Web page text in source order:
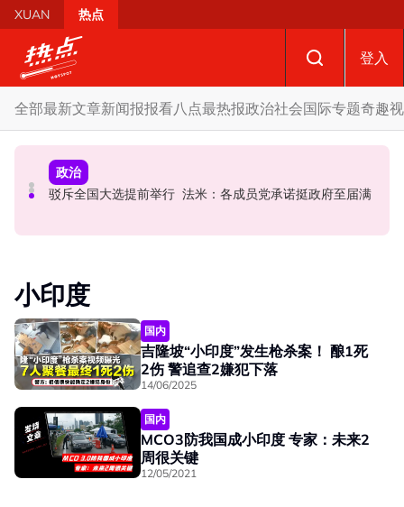
Skip to main content
XUAN 热点
登入
全部最新文章新闻报报看八点最热报政治社会国际专题奇趣
国际
AI电影沦“反面教材”？ 狮城本土电影公司国庆献礼掀网民
政治
要求安华解释为何冻结MyKHAS权限 5蓝眼议员: 改革不是
政治
驳斥全国大选提前举行 法米：各成员党承诺挺政府至届满
小印度
国内
吉隆坡“小印度”发生枪杀案！ 酿1死
2伤 警追查2嫌犯下落
14/06/2025
国内
MCO3防我国成小印度 专家：未来2
周很关键
12/05/2021